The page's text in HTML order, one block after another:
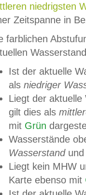
niedrigsten
Zeitspanne in
farblichen
Ist der aktuelle
als niedriger
Liegt der
gilt dies als
mit Grün
Wasserstände
Wasserstandund
Liegt kein MHW
Karte ebenso mit